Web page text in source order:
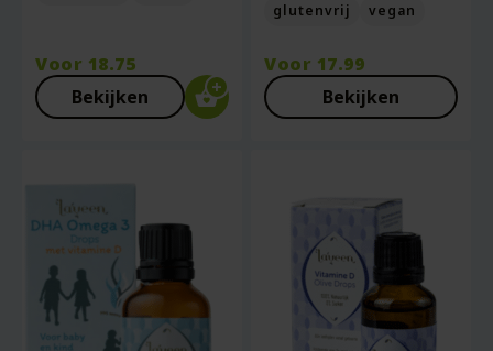
Voor 18.75
Bekijken
glutenvrij vegan
Voor 17.99
Bekijken